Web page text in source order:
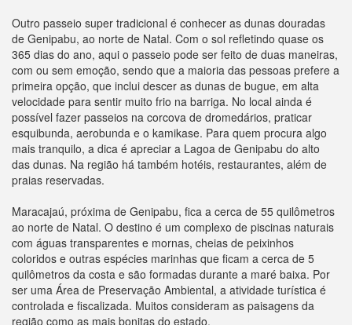
Outro passeio super tradicional é conhecer as dunas douradas
de Genipabu, ao norte de Natal. Com o sol refletindo quase os
365 dias do ano, aqui o passeio pode ser feito de duas maneiras,
com ou sem emoção, sendo que a maioria das pessoas prefere a
primeira opção, que inclui descer as dunas de bugue, em alta
velocidade para sentir muito frio na barriga. No local ainda é
possível fazer passeios na corcova de dromedários, praticar
esquibunda, aerobunda e o kamikase. Para quem procura algo
mais tranquilo, a dica é apreciar a Lagoa de Genipabu do alto
das dunas. Na região há também hotéis, restaurantes, além de
praias reservadas.
Maracajaú, próxima de Genipabu, fica a cerca de 55 quilômetros
ao norte de Natal. O destino é um complexo de piscinas naturais
com águas transparentes e mornas, cheias de peixinhos
coloridos e outras espécies marinhas que ficam a cerca de 5
quilômetros da costa e são formadas durante a maré baixa. Por
ser uma Área de Preservação Ambiental, a atividade turística é
controlada e fiscalizada. Muitos consideram as paisagens da
região como as mais bonitas do estado.